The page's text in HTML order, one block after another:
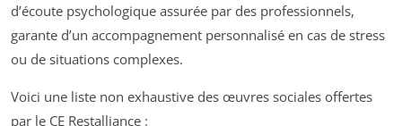
d’écoute psychologique assurée par des professionnels,
garante d’un accompagnement personnalisé en cas de stress
ou de situations complexes.
Voici une liste non exhaustive des œuvres sociales offertes
par le CE Restalliance :